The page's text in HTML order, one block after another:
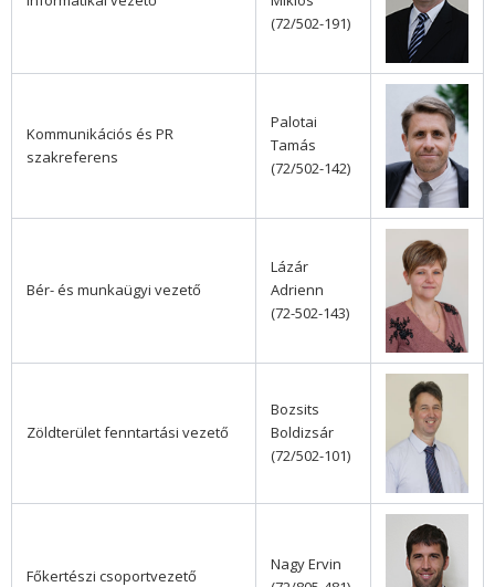
(72/502-191)
Kommunikációs és PR
szakreferens
Palotai
Tamás
(72/502-142)
Bér- és munkaügyi vezető
Lázár
Adrienn
(72-502-143)
Zöldterület fenntartási vezető
Bozsits
Boldizsár
(72/502-101)
Főkertészi csoportvezető
Nagy Ervin